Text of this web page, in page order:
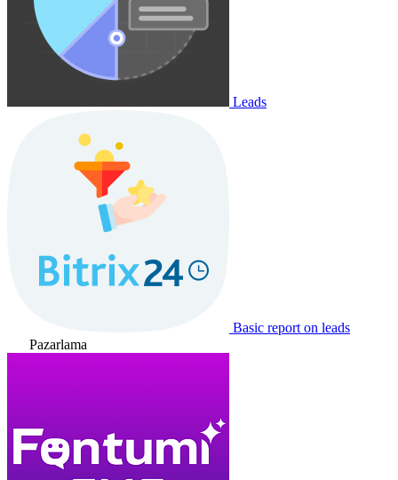
Leads
Basic report on leads
Pazarlama